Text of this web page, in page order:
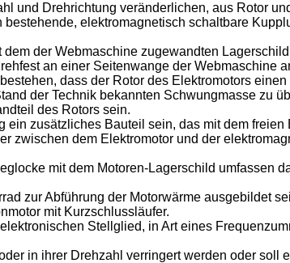
und Drehrichtung veränderlichen, aus Rotor
elektromagnetisch schaltbare
der Webmaschine zugewandten
an einer Seitenwange der Webmaschine
dass der Rotor des Elektromotors
der Technik bekannten Schwungmasse zu
des Rotors sein.
zusätzliches Bauteil sein, das mit dem
zwischen dem Elektromotor und der
mit dem Motoren-Lagerschild umfassen
zur Abführung der Motorwärme ausgebildet
mit Kurzschlussläufer.
Stellglied, in Art eines
in ihrer Drehzahl verringert werden oder soll